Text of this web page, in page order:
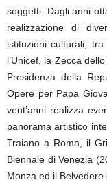
soggetti. Dagli anni
realizzazione di
istituzioni culturali, tra
l’Unicef, la Zecca
Presidenza della
Opere per Papa
vent’anni realizza
panorama artistico
Traiano a Roma, il
Biennale di Venezia
Monza ed il Belvedere